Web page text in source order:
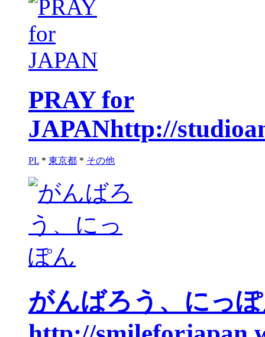
PRAY for
JAPANhttp://
PL * 東京都 * その他
がんばろう、にっ